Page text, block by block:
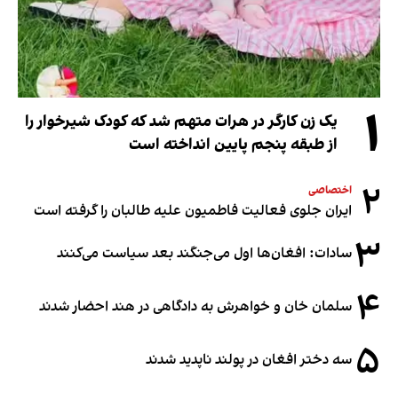
۱
یک زن کارگر در هرات متهم شد که کودک شیرخوار را
از طبقه پنجم پایین انداخته است
۲ اختصاصی
ایران جلوی فعالیت فاطمیون علیه طالبان را گرفته است
۳سادات: افغان‌ها اول می‌جنگند بعد سیاست می‌کنند
۴ سلمان خان و خواهرش به دادگاهی در هند احضار شدند
۵ سه دختر افغان در پولند ناپدید شدند